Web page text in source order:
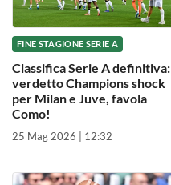
FINE STAGIONE SERIE A
Classifica Serie A definitiva:
verdetto Champions shock
per Milan e Juve, favola
Como!
25 Mag 2026 | 12:32